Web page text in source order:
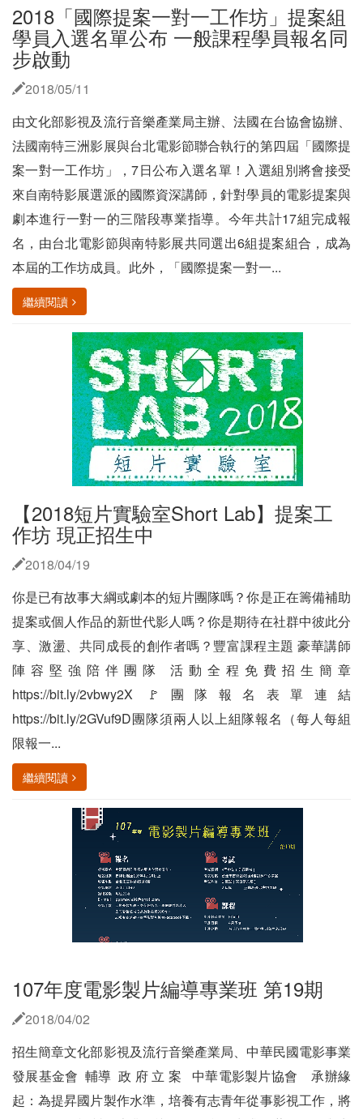
2018「國際提案一對一工作坊」提案組
學員入選名單公布 一般課程學員報名同
步啟動
2018/05/11
由文化部影視及流行音樂產業局主辦、法國在台協會協辦、
法國南特三洲影展與台北電影節聯合執行的第四屆「國際提
案一對一工作坊」，7日公布入選名單！入選組別將會接受
來自南特影展選派的國際資深講師，針對學員的電影提案與
劇本進行一對一的三階段專業指導。今年共計17組完成報
名，由台北電影節與南特影展共同選出6組提案組合，成為
本屆的工作坊成員。此外，「國際提案一對一...
繼續閱讀
【2018短片實驗室Short Lab】提案工
作坊 現正招生中
2018/04/19
你是已有故事大綱或劇本的短片團隊嗎？你是正在籌備補助
提案或個人作品的新世代影人嗎？你是期待在社群中彼此分
享、激盪、共同成長的創作者嗎？豐富課程主題 豪華講師
陣容堅強陪伴團隊 活動全程免費招生簡章
https://bit.ly/2vbwy2X 🚩團隊報名表單連結
https://bit.ly/2GVuf9D團隊須兩人以上組隊報名（每人每組
限報一...
繼續閱讀
107年度電影製片編導專業班 第19期
2018/04/02
招生簡章文化部影視及流行音樂產業局、中華民國電影事業
發展基金會 輔導 政 府 立 案 中華電影製片協會 承辦緣
起：為提昇國片製作水準，培養有志青年從事影視工作，將